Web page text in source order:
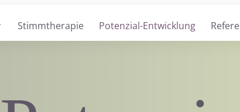
Stimmtherapie Potenzial-Entwicklung